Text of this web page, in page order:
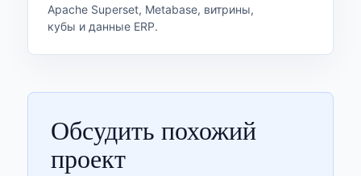
Apache Superset, Metabase, витрины,
кубы и данные ERP.
Обсудить похожий
проект